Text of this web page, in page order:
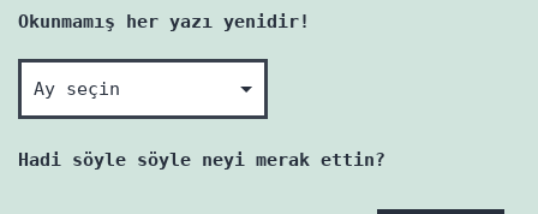
Okunmamış her yazı yenidir!
Okunmamış
her
yazı
Hadi söyle söyle neyi merak ettin?